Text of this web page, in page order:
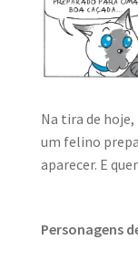
MINHA CONTA
CARRINHO
Na tira de
um felino
aparecer. E
Personagens